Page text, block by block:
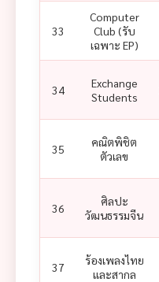
33
Computer
Club (รับ
เฉพาะ EP)
34
Exchange
Students
35
คณิตพิชิต
ตัวเลข
36
ศิลปะ
วัฒนธรรมจีน
37
ร้องเพลงไทย
และสากล